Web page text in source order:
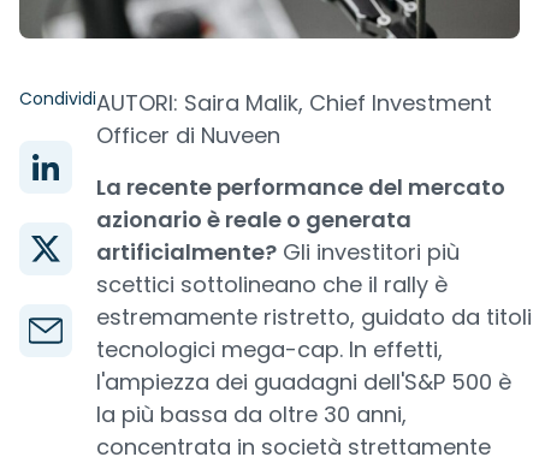
CondividiAUTORI: Saira Malik, Chief Investment
Officer di Nuveen
La recente performance del mercato
azionario è reale o generata
artificialmente? Gli investitori più
scettici sottolineano che il rally è
estremamente ristretto, guidato da titoli
tecnologici mega-cap. In effetti,
l'ampiezza dei guadagni dell'S&P 500 è
la più bassa da oltre 30 anni,
concentrata in società strettamente